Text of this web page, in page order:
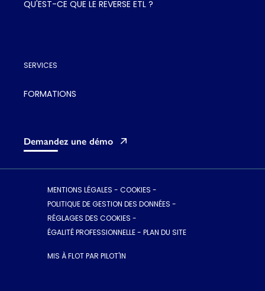
QU'EST-CE QUE LE REVERSE ETL ?
SERVICES
FORMATIONS
Demandez une démo
MENTIONS LÉGALES - COOKIES -
POLITIQUE DE GESTION DES DONNÉES -
RÉGLAGES DES COOKIES -
ÉGALITÉ PROFESSIONNELLE - PLAN DU SITE
MIS À FLOT PAR PILOT'IN